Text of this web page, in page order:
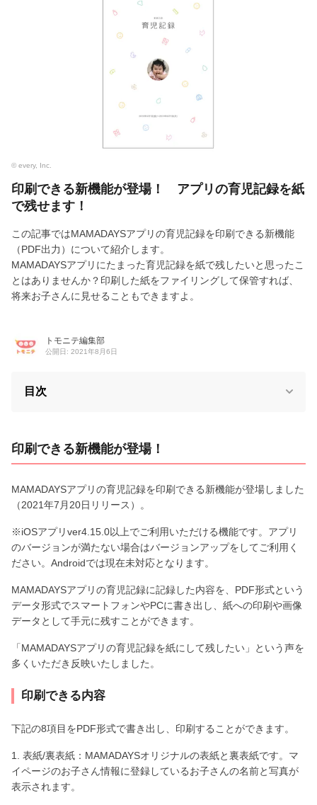
© every, Inc.
印刷できる新機能が登場！ アプリの育児記録を紙
で残せます！
この記事ではMAMADAYSアプリの育児記録を印刷できる新機能
（PDF出力）について紹介します。
MAMADAYSアプリにたまった育児記録を紙で残したいと思ったこ
とはありませんか？印刷した紙をファイリングして保管すれば、
将来お子さんに見せることもできますよ。
トモニテ編集部
公開日: 2021年8月6日
目次
印刷できる新機能が登場！
MAMADAYSアプリの育児記録を印刷できる新機能が登場しました
（2021年7月20日リリース）。
※iOSアプリver4.15.0以上でご利用いただける機能です。アプリ
のバージョンが満たない場合はバージョンアップをしてご利用く
ださい。Androidでは現在未対応となります。
MAMADAYSアプリの育児記録に記録した内容を、PDF形式という
データ形式でスマートフォンやPCに書き出し、紙への印刷や画像
データとして手元に残すことができます。
「MAMADAYSアプリの育児記録を紙にして残したい」という声を
多くいただき反映いたしました。
印刷できる内容
下記の8項目をPDF形式で書き出し、印刷することができます。
1. 表紙/裏表紙：MAMADAYSオリジナルの表紙と裏表紙です。マ
イページのお子さん情報に登録しているお子さんの名前と写真が
表示されます。